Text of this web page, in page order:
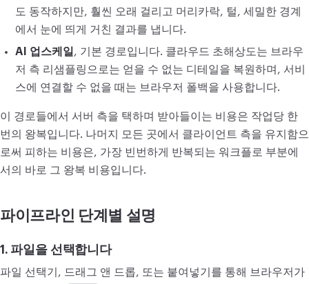
도 동작하지만, 훨씬 오래 걸리고 머리카락, 털, 세밀한 경계
에서 눈에 띄게 거친 결과를 냅니다.
AI 업스케일 , 기본 경로입니다. 클라우드 초해상도는 브라우
저 측 리샘플링으로는 얻을 수 없는 디테일을 복원하며, 서비
스에 연결할 수 없을 때는 브라우저 폴백을 사용합니다.
이 경로들에서 서버 측을 택하며 받아들이는 비용은 작업당 한
번의 왕복입니다. 나머지 모든 곳에서 클라이언트 측을 유지함으
로써 피하는 비용은, 가장 빈번하게 반복되는 워크플로 부분에
서의 바로 그 왕복 비용입니다.
파이프라인 단계별 설명
1. 파일을 선택합니다
파일 선택기, 드래그 앤 드롭, 또는 붙여넣기를 통해 브라우저가